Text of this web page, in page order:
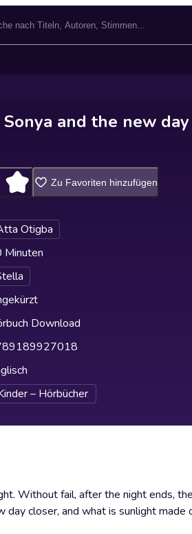
and the new day
Zu Favoriten hinzufügen
Otigba
Minuten
Download
– Hörbücher
Without fail, after the night ends,
day closer, and what is sunlight